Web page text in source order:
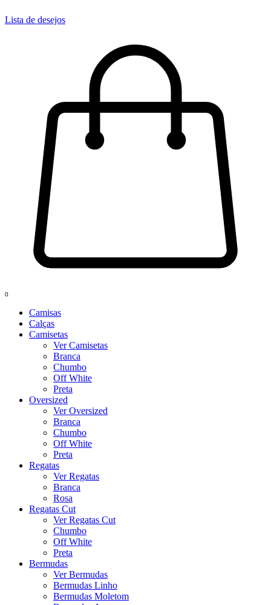
Lista de desejos
0
Camisas
Calças
Camisetas
Ver Camisetas
Branca
Chumbo
Off White
Preta
Oversized
Ver Oversized
Branca
Chumbo
Off White
Preta
Regatas
Ver Regatas
Branca
Rosa
Regatas Cut
Ver Regatas Cut
Chumbo
Off White
Preta
Bermudas
Ver Bermudas
Bermudas Linho
Bermudas Moletom